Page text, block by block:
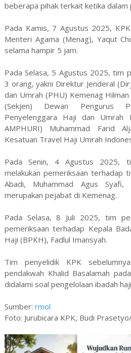
beberapa pihak terkait ketika dalam
Pada Kamis, 7 Agustus 2025,
Menteri Agama (Menag), Yaqut
selama hampir 5 jam.
Pada Selasa, 5 Agustus 2025, tim
3 orang, yakni Direktur Jenderal
dan Umrah (PHU) Kemenag
(Sekjen) Dewan Pengurus
Penyelenggara Haji dan Umrah
AMPHURI) Muhammad Farid
Kesatuan Travel Haji Umrah
Pada Senin, 4 Agustus 2025,
melakukan pemeriksaan terhadap
Abadi, Muhammad Agus Syafi,
merupakan pejabat di Kemenag.
Pada Selasa, 8 Juli 2025, tim
pemeriksaan terhadap Kepala
Haji (BPKH), Fadlul Imansyah.
Tim penyelidik KPK
pendakwah Khalid Basalamah
didalami soal pengelolaan ibadah
Sumber: rmol
Foto: Jurubicara KPK, Budi